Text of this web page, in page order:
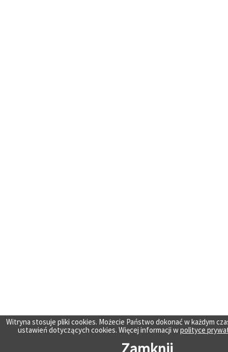
Witryna stosuje pliki cookies. Możecie Państwo dokonać w każdym
ustawień dotyczących cookies. Więcej informacji wpolityce